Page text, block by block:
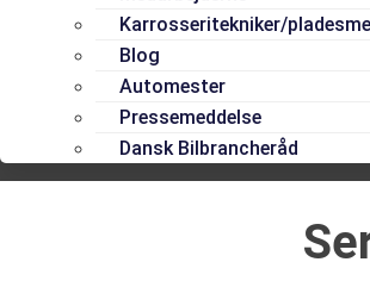
Karrosseritekniker/
Blog
Automester
Pressemeddelse
Dansk Bilbrancheråd